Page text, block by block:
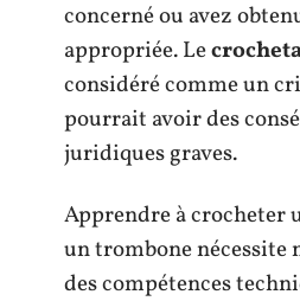
concerné ou avez
appropriée. Le
considéré comme un
pourrait avoir des
juridiques graves.
Apprendre à crocheter
un trombone nécessite
des compétences